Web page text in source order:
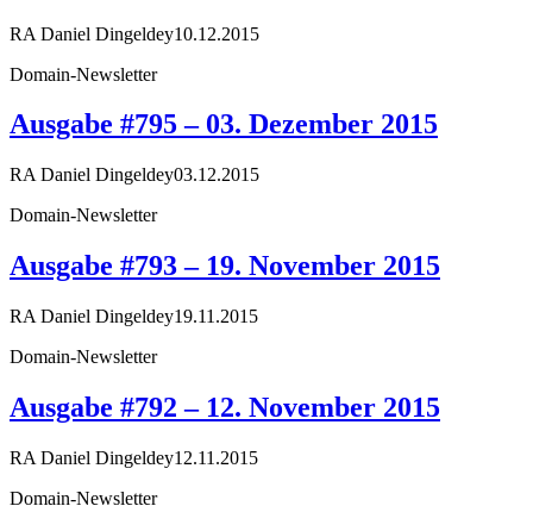
RA Daniel Dingeldey10.12.2015
Domain-Newsletter
Ausgabe #795 – 03. Dezember 2015
RA Daniel Dingeldey03.12.2015
Domain-Newsletter
Ausgabe #793 – 19. November 2015
RA Daniel Dingeldey19.11.2015
Domain-Newsletter
Ausgabe #792 – 12. November 2015
RA Daniel Dingeldey12.11.2015
Domain-Newsletter